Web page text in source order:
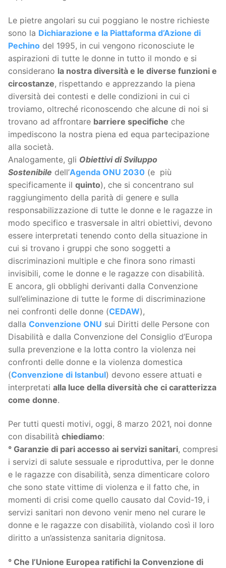
Le pietre angolari su cui poggiano le nostre richieste
sono la Dichiarazione e la Piattaforma d’Azione di
Pechino del 1995, in cui vengono riconosciute le
aspirazioni di tutte le donne in tutto il mondo e si
considerano la nostra diversità e le diverse funzioni e
circostanze, rispettando e apprezzando la piena
diversità dei contesti e delle condizioni in cui ci
troviamo, oltreché riconoscendo che alcune di noi si
trovano ad affrontare barriere specifiche che
impediscono la nostra piena ed equa partecipazione
alla società.
Analogamente, gli Obiettivi di Sviluppo
Sostenibile dell’Agenda ONU 2030 (e più
specificamente il quinto), che si concentrano sul
raggiungimento della parità di genere e sulla
responsabilizzazione di tutte le donne e le ragazze in
modo specifico e trasversale in altri obiettivi, devono
essere interpretati tenendo conto della situazione in
cui si trovano i gruppi che sono soggetti a
discriminazioni multiple e che finora sono rimasti
invisibili, come le donne e le ragazze con disabilità.
E ancora, gli obblighi derivanti dalla Convenzione
sull’eliminazione di tutte le forme di discriminazione
nei confronti delle donne (CEDAW),
dalla Convenzione ONU sui Diritti delle Persone con
Disabilità e dalla Convenzione del Consiglio d’Europa
sulla prevenzione e la lotta contro la violenza nei
confronti delle donne e la violenza domestica
(Convenzione di Istanbul) devono essere attuati e
interpretati alla luce della diversità che ci caratterizza
come donne.
Per tutti questi motivi, oggi, 8 marzo 2021, noi donne
con disabilità chiediamo:
° Garanzie di pari accesso ai servizi sanitari, compresi
i servizi di salute sessuale e riproduttiva, per le donne
e le ragazze con disabilità, senza dimenticare coloro
che sono state vittime di violenza e il fatto che, in
momenti di crisi come quello causato dal Covid-19, i
servizi sanitari non devono venir meno nel curare le
donne e le ragazze con disabilità, violando così il loro
diritto a un’assistenza sanitaria dignitosa.
° Che l’Unione Europea ratifichi la Convenzione di